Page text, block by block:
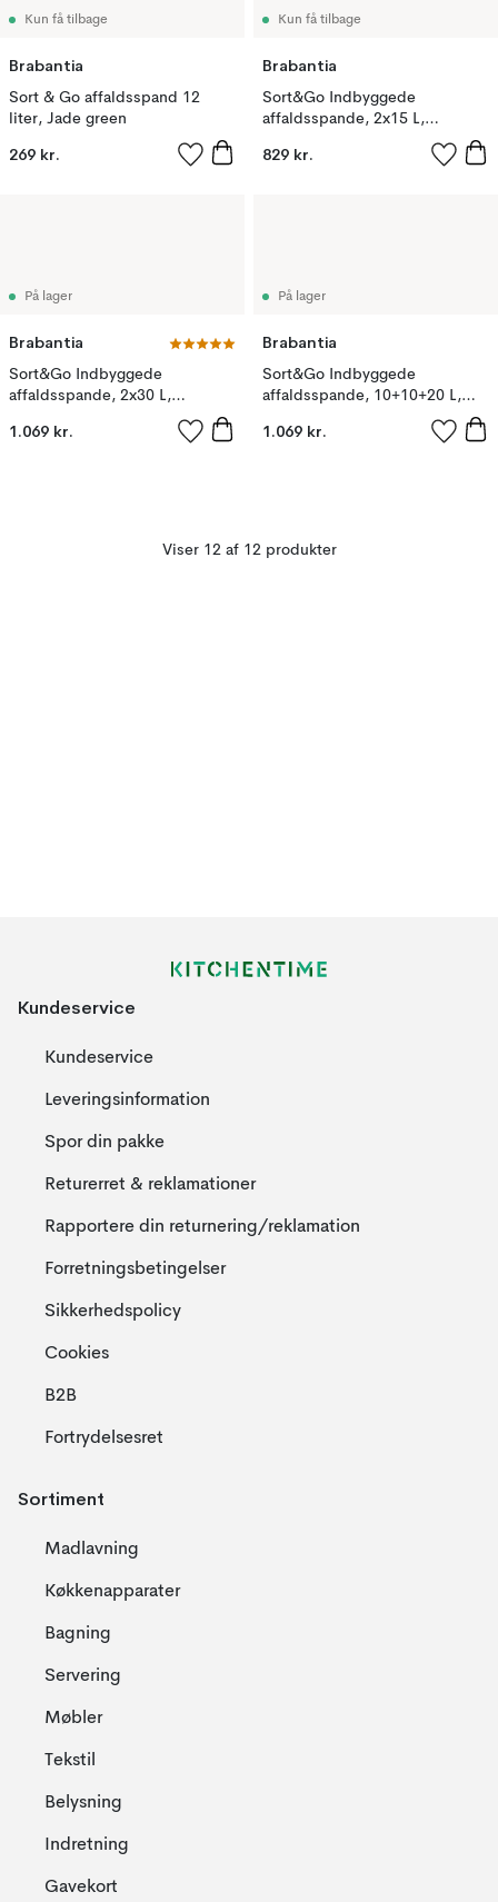
Kun få tilbage
Brabantia
Sort & Go affaldsspand 12
liter, Jade green
269 kr.
Kun få tilbage
Brabantia
Sort&Go Indbyggede
affaldsspande, 2x15 L,
829 kr.
På lager
Brabantia
Sort&Go Indbyggede
affaldsspande, 2x30 L,
1.069 kr.
På lager
Brabantia
Sort&Go Indbyggede
affaldsspande, 10+10+20 L,
1.069 kr.
Viser 12 af 12 produkter
Kundeservice
Kundeservice
Leveringsinformation
Spor din pakke
Returerret & reklamationer
Rapportere din returnering/reklamation
Forretningsbetingelser
Sikkerhedspolicy
Cookies
B2B
Fortrydelsesret
Sortiment
Madlavning
Køkkenapparater
Bagning
Servering
Møbler
Tekstil
Belysning
Indretning
Gavekort